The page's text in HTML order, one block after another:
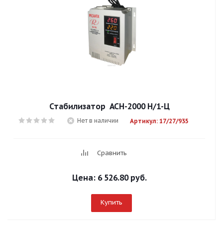
Стабилизатор АСН-2000 Н/1-Ц
Нет в наличии Артикул: 17/27/935
Сравнить
Цена: 6 526.80 руб.
Купить